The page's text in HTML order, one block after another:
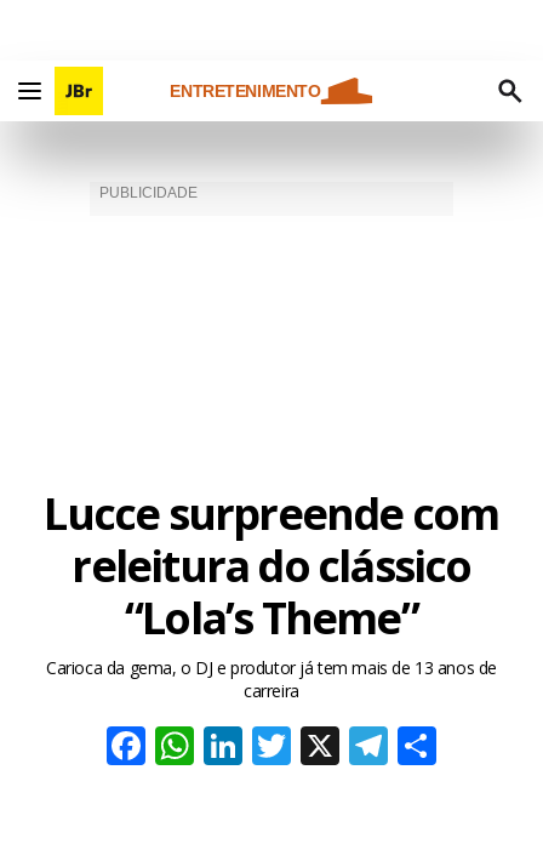
ENTRETENIMENTO
Lucce surpreende com
releitura do clássico
“Lola’s Theme”
Carioca da gema, o DJ e produtor já tem mais de 13 anos de
carreira
Facebook
WhatsApp
LinkedIn
Twitter
X